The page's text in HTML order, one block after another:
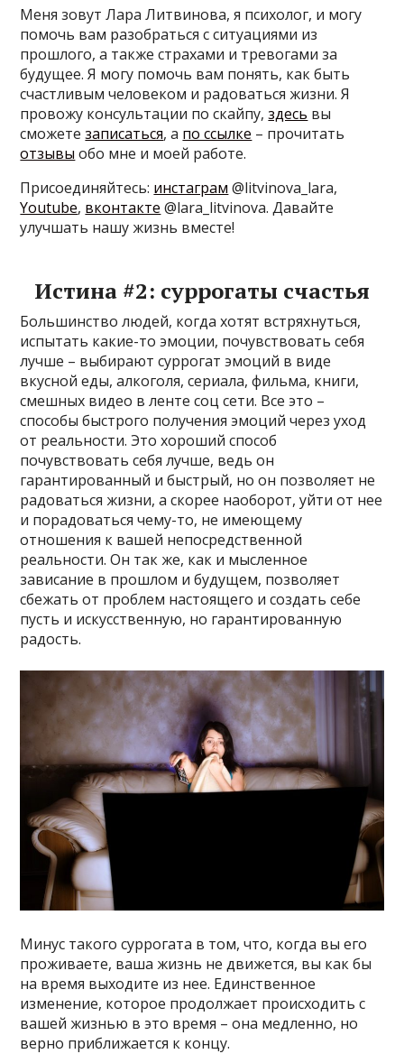
Меня зовут Лара Литвинова, я психолог, и могу
помочь вам разобраться с ситуациями из
прошлого, а также страхами и тревогами за
будущее. Я могу помочь вам понять, как быть
счастливым человеком и радоваться жизни. Я
провожу консультации по скайпу,здесь вы
сможетезаписаться, а по ссылке – прочитать
отзывы обо мне и моей работе.
Присоединяйтесь: инстаграм @litvinova_lara,
Youtube, вконтакте @lara_litvinova. Давайте
улучшать нашу жизнь вместе!
Истина #2: суррогаты счастья
Большинство людей, когда хотят встряхнуться,
испытать какие-то эмоции, почувствовать себя
лучше – выбирают суррогат эмоций в виде
вкусной еды, алкоголя, сериала, фильма, книги,
смешных видео в ленте соц сети. Все это –
способы быстрого получения эмоций через уход
от реальности. Это хороший способ
почувствовать себя лучше, ведь он
гарантированный и быстрый, но он позволяет не
радоваться жизни, а скорее наоборот, уйти от нее
и порадоваться чему-то, не имеющему
отношения к вашей непосредственной
реальности. Он так же, как и мысленное
зависание в прошлом и будущем, позволяет
сбежать от проблем настоящего и создать себе
пусть и искусственную, но гарантированную
радость.
Минус такого суррогата в том, что, когда вы его
проживаете, ваша жизнь не движется, вы как бы
на время выходите из нее. Единственное
изменение, которое продолжает происходить с
вашей жизнью в это время – она медленно, но
верно приближается к концу.